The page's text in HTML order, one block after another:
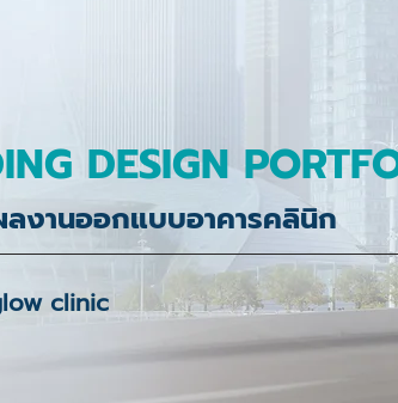
DESIGN
งานออกแบบอาคารคลินิก
clinic